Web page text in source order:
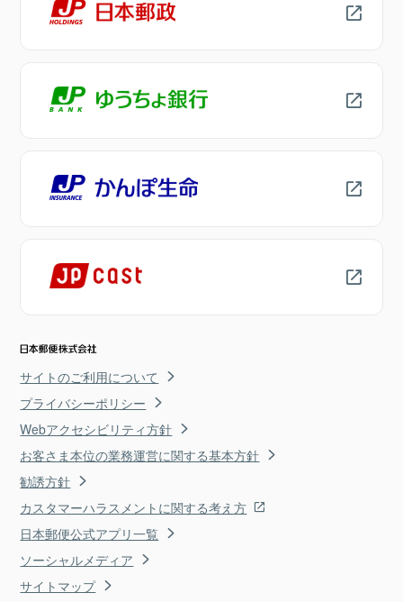
サイトのご利用について
プライバシーポリシー
Webアクセシビリティ方針
お客さま本位の業務運営に関する基本方針
勧誘方針
カスタマーハラスメントに関する考え方
日本郵便公式アプリ一覧
ソーシャルメディア
サイトマップ